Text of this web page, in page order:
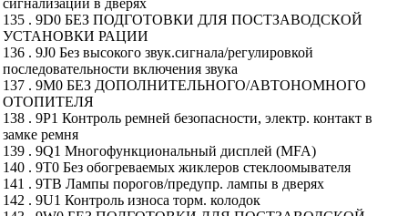
сигнализации в дверях
135 . 9D0 БЕЗ ПОДГОТОВКИ ДЛЯ ПОСТЗАВОДСКОЙ
УСТАНОВКИ РАЦИИ
136 . 9J0 Без высокого звук.сигнала/регулировкой
последовательности включения звука
137 . 9M0 БЕЗ ДОПОЛНИТЕЛЬНОГО/АВТОНОМНОГО
ОТОПИТЕЛЯ
138 . 9P1 Контроль ремней безопасности, электр. контакт в
замке ремня
139 . 9Q1 Многофункциональный дисплей (MFA)
140 . 9T0 Без обогреваемых жиклеров стеклоомывателя
141 . 9TB Лампы порогов/предупр. лампы в дверях
142 . 9U1 Контроль износа торм. колодок